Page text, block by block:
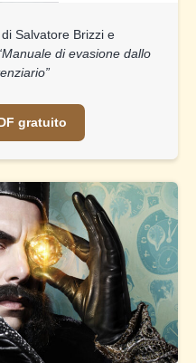
Salvatore Brizzi e
di evasione dallo
gratuito